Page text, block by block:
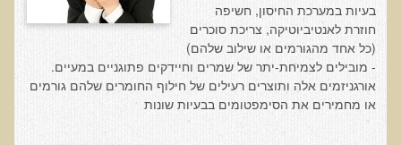
ד"ר שולמית לוריא (MD)
איפה נמצא ד"ר תל-אורן
אקופוליטן רשת בינ"ל לבריאות האדם והסביבה
מיהו ד"ר עדיאל תל-אורן
בעיות במערכת החיסון, חשיפה
חוזרת לאנטיביוטיקה, צריכת סוכרים
(כל אחד מהגורמים או שילוב שלהם)
- מובילים לצמיחת-יתר של שמרים וחיידקים פתוגניים במעיים.
אורגניזמים אלה ותוצרים רעילים של חילוף החומרים שלהם גורמים
או מחמירים את הסימפטומים בבעיות שונות